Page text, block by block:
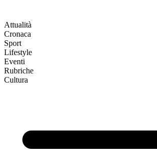
Attualità
Cronaca
Sport
Lifestyle
Eventi
Rubriche
Cultura